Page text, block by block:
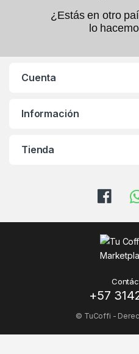
¿Estás en otro
lo
Cuenta
Información
Tienda
+57